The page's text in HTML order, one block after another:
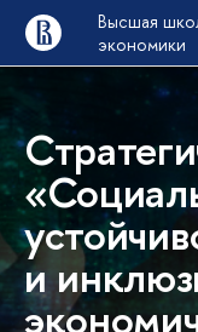
Высшая
экономики
и